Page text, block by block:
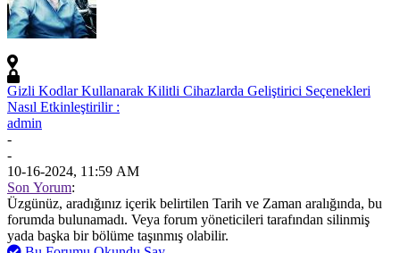
Gizli Kodlar Kullanarak Kilitli Cihazlarda Geliştirici Seçenekleri
Nasıl Etkinleştirilir :
admin
-
-
10-16-2024, 11:59 AM
Son Yorum:
Üzgünüz, aradığınız içerik belirtilen Tarih ve Zaman aralığında, bu
forumda bulunamadı. Veya forum yöneticileri tarafından silinmiş
yada başka bir bölüme taşınmış olabilir.